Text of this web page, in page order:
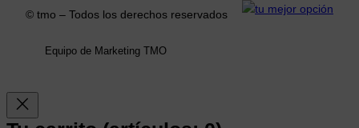
© tmo – Todos los derechos reservados
Equipo de Marketing TMO